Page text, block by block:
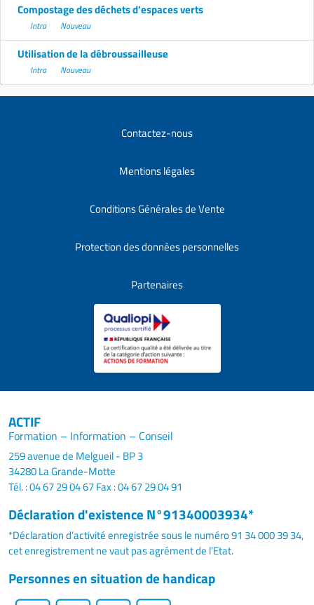
Compostage des déchets d’espaces verts
Intra Nouveau
Utilisation de la débroussailleuse
Intra Nouveau
Contactez-nous
Mentions légales
Conditions Générales de Vente
Protection des données personnelles
Partenaires
ACTIF
Formation – Information – Conseil
259 avenue de Melgueil - BP 3
34280 La Grande-Motte
Tél. : 04 67 29 04 67Fax : 04 67 29 04 91
Déclaration d'existence N°91340003934*
*Déclaration d’activité enregistrée sous le numéro 91 34 000 39 34,
cet enregistrement ne vaut pas agrément de l’Etat.
Personnes en situation de handicap